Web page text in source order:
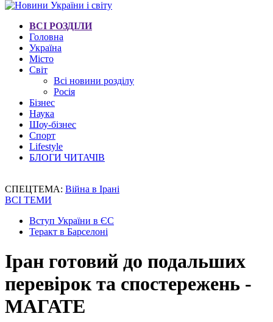
ВСІ РОЗДІЛИ
Головна
Україна
Місто
Світ
Всі новини розділу
Росія
Бізнес
Наука
Шоу-бізнес
Спорт
Lifestyle
БЛОГИ ЧИТАЧІВ
СПЕЦТЕМА: Війна в Ірані
ВСІ ТЕМИ
Вступ України в ЄС
Теракт в Барселоні
Іран готовий до подальших
перевірок та спостережень -
МАГАТЕ